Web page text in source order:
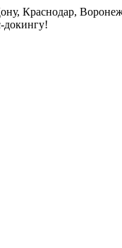
Краснодар,
докингу!